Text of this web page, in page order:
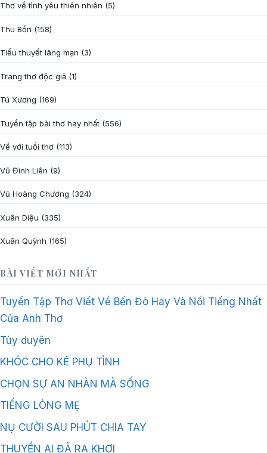
Thơ về tình yêu thiên nhiên (5)
Thu Bồn (158)
Tiểu thuyết lãng mạn (3)
Trang thơ độc giả (1)
Tú Xương (169)
Tuyển tập bài thơ hay nhất (556)
Về với tuổi thơ (113)
Vũ Đình Liên (9)
Vũ Hoàng Chương (324)
Xuân Diệu (335)
Xuân Quỳnh (165)
BÀI VIẾT MỚI NHẤT
Tuyển Tập Thơ Viết Về Bến Đò Hay Và Nổi Tiếng Nhất
Của Anh Thơ
Tùy duyên
KHÓC CHO KẺ PHỤ TÌNH
CHỌN SỰ AN NHÀN MÀ SỐNG
TIẾNG LÒNG MẸ
NỤ CƯỜI SAU PHÚT CHIA TAY
THUYỀN AI ĐÃ RA KHƠI